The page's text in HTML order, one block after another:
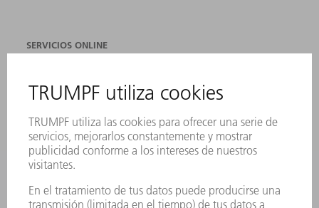
SERVICIOS ONLINE
EVENTOS Y CONVOCATORIAS
REGISTRO PARA EL BOLETÍN INFORMATIVO
FICHAS TÉCNICAS DE SEGURIDAD
PRODUCTOS
MÁQUINAS Y SISTEMAS
LÁSER
HERRAMIENTAS PORTÁTILES
FÁBRICA INTELIGENTE